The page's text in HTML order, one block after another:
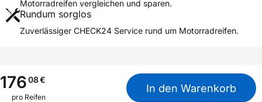
Weitere Eigenschaften
M+S
Nein
Motorrad Kennzeichnung
M/C
Motorradreifen vergleichen und sparen.
Rundum sorglos
Zuverlässiger CHECK24 Service rund um Motorradreifen.
17608€
pro Reifen
In den Warenkorb